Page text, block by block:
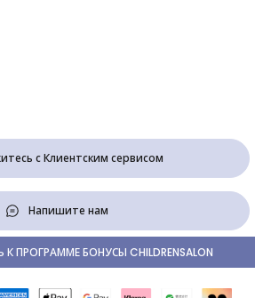
с Клиентским сервисом
Напишите нам
ПРОГРАММЕ БОНУСЫ CHILDRENSALON